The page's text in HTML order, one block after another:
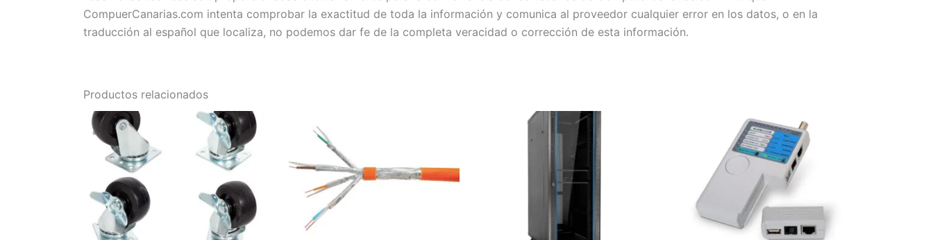
CompuerCanarias.com intenta comprobar la exactitud de toda la información y comunica al proveedor cualquier error en los datos, o en la
traducción al español que localiza, no podemos dar fe de la completa veracidad o corrección de esta información.
Productos relacionados